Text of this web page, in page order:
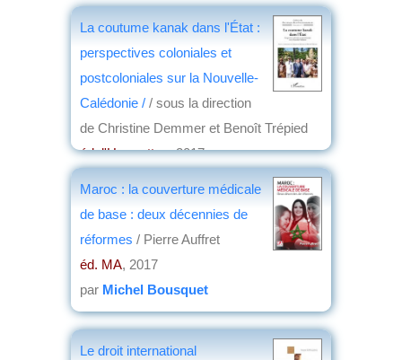
éd. Société de législation comparée,
La coutume kanak dans l'État :
perspectives coloniales et
postcoloniales sur la Nouvelle-
Calédonie / / sous la direction
de Christine Demmer et Benoît Trépied
éd. l'Harmattan, 2017
Maroc : la couverture médicale
de base : deux décennies de
réformes / Pierre Auffret
éd. MA, 2017
par Michel Bousquet
Le droit international